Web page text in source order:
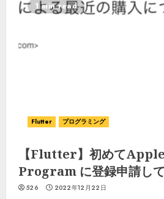
1 min read
Flutter プログラミング
【Flutter】初めて
Program に登録申請し
526 2022年12月22日